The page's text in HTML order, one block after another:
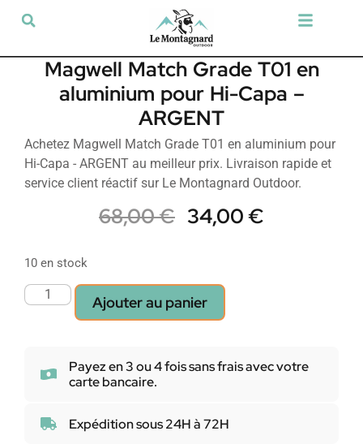
Magwell Match Grade T01 en
aluminium pour Hi-Capa –
ARGENT
Achetez Magwell Match Grade T01 en aluminium pour
Hi-Capa - ARGENT au meilleur prix. Livraison rapide et
service client réactif sur Le Montagnard Outdoor.
68,00€ 34,00€
10 en stock
Ajouter au panier
Payez en 3 ou 4 fois sans frais avec votre
carte bancaire.
Expédition sous 24H à 72H